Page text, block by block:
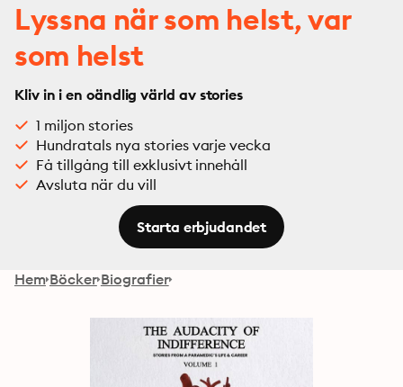
Lyssna när som helst, var
som helst
Kliv in i en oändlig värld av stories
1 miljon stories
Hundratals nya stories varje vecka
Få tillgång till exklusivt innehåll
Avsluta när du vill
Starta erbjudandet
Hem Böcker Biografier